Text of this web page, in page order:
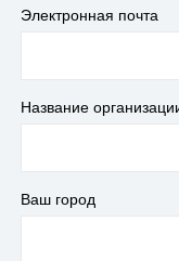
Электронная почта
Название
Ваш город